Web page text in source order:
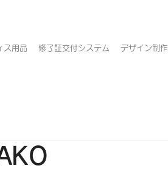
ス用品 修了証交付システム デザイン制作